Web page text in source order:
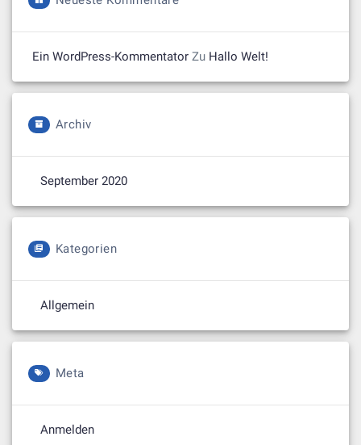
Ein WordPress-Kommentator Zu Hallo Welt!
Archiv
September 2020
Kategorien
Allgemein
Meta
Anmelden